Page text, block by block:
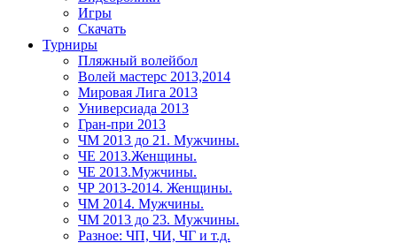
Игры
Скачать
Турниры
Пляжный волейбол
Волей мастерс 2013,2014
Мировая Лига 2013
Универсиада 2013
Гран-при 2013
ЧМ 2013 до 21. Мужчины.
ЧЕ 2013.Женщины.
ЧЕ 2013.Мужчины.
ЧР 2013-2014. Женщины.
ЧМ 2014. Мужчины.
ЧМ 2013 до 23. Мужчины.
Разное: ЧП, ЧИ, ЧГ и т.д.